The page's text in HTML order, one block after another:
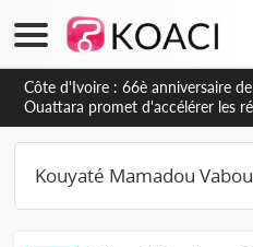
Côte d'Ivoire : 66è anniversaire
Ouattara promet d'accélérer les
investissements pour une nation